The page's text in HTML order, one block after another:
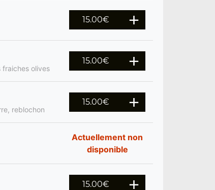
15.00€
fraiches olives
15.00€
reblochon
15.00€
Actuellement non
disponible
15.00€